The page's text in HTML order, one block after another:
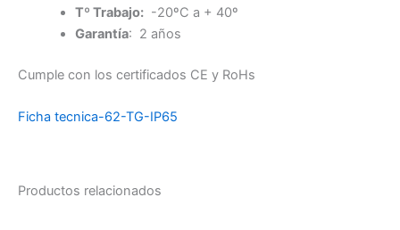
Tº Trabajo:-20ºC a + 40º
Garantía: 2 años
Cumple con los certificados CE y RoHs
Ficha tecnica-62-TG-IP65
Productos relacionados